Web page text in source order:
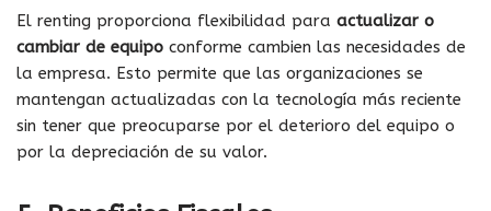
El renting proporciona flexibilidad para actualizar o
cambiar de equipo conforme cambien las necesidades de
la empresa. Esto permite que las organizaciones se
mantengan actualizadas con la tecnología más reciente
sin tener que preocuparse por el deterioro del equipo o
por la depreciación de su valor.